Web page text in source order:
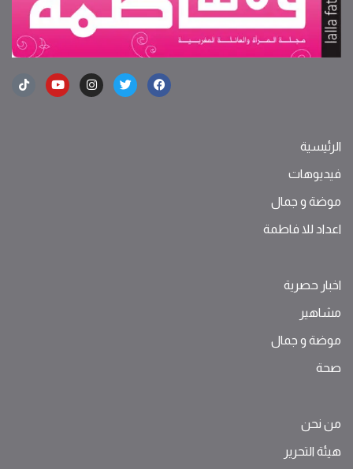
الرئيسية
فيديوهات
موضة ‫و‬ ‫‬‫جمال‬
اعداد للا فاطمة
اخبار حصرية
مشاهير
موضة ‫و‬ ‫‬‫جمال‬
صحة
من نحن
هيئة التحرير